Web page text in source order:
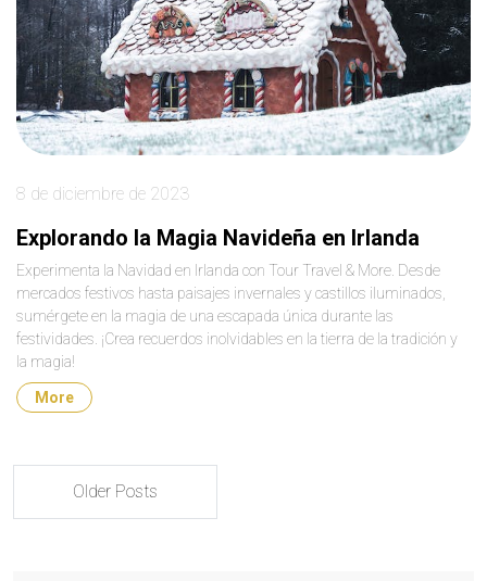
8 de diciembre de 2023
Explorando la Magia Navideña en Irlanda
Experimenta la Navidad en Irlanda con Tour Travel & More. Desde
mercados festivos hasta paisajes invernales y castillos iluminados,
sumérgete en la magia de una escapada única durante las
festividades. ¡Crea recuerdos inolvidables en la tierra de la tradición y
la magia!
More
Older Posts